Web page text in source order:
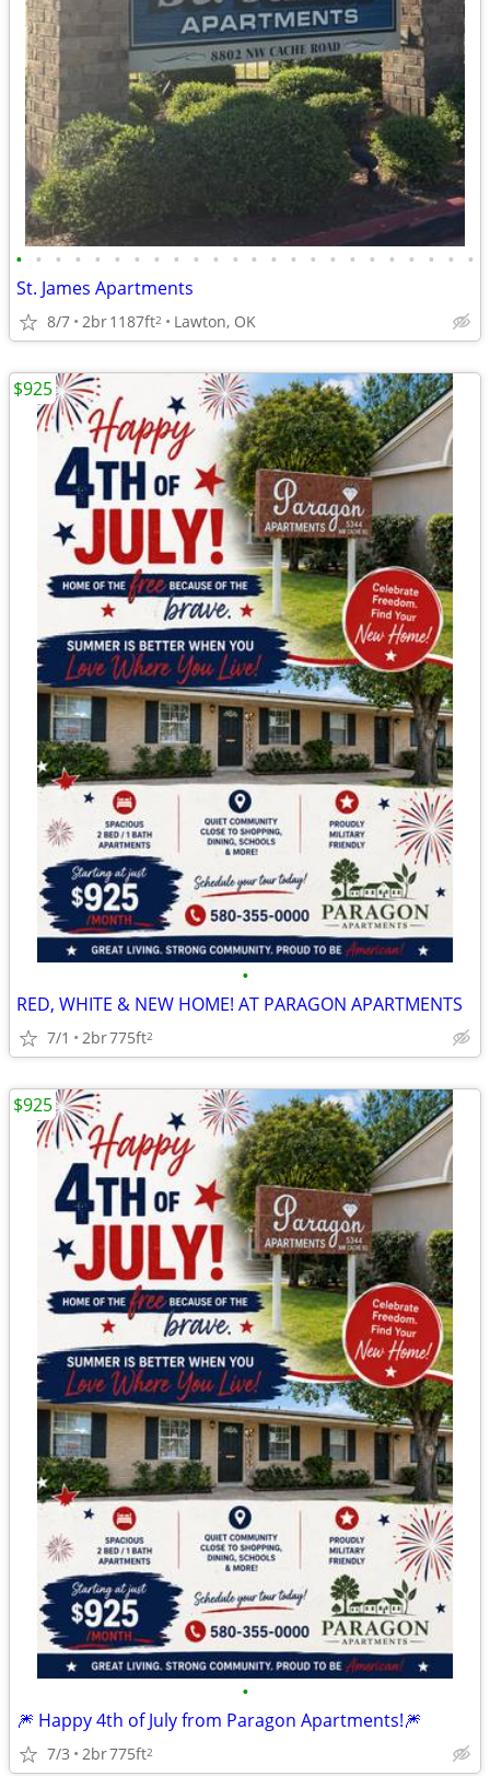
• • • • • • • • • • • • • • • • • • • • • • • •
St. James Apartments
8/7 2br1187ft2 Lawton, OK
•
RED, WHITE & NEW HOME! AT PARAGON APARTMENTS
7/1 2br775ft2
$925
•
🎆 Happy 4th of July from Paragon Apartments!🎆
7/3 2br775ft2
$925